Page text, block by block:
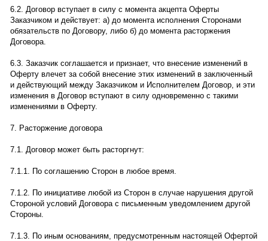
6.2. Договор вступает в силу с момента акцепта Оферты
Заказчиком и действует: а) до момента исполнения Сторонами
обязательств по Договору, либо б) до момента расторжения
Договора.
6.3. Заказчик соглашается и признает, что внесение изменений в
Оферту влечет за собой внесение этих изменений в заключенный
и действующий между Заказчиком и Исполнителем Договор, и эти
изменения в Договор вступают в силу одновременно с такими
изменениями в Оферту.
7. Расторжение договора
7.1. Договор может быть расторгнут:
7.1.1. По соглашению Сторон в любое время.
7.1.2. По инициативе любой из Сторон в случае нарушения другой
Стороной условий Договора с письменным уведомлением другой
Стороны.
7.1.3. По иным основаниям, предусмотренным настоящей Офертой